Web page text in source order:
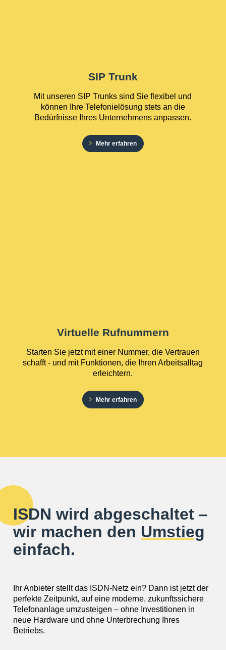
SIP Trunk
Mit unseren SIP Trunks sind Sie flexibel und
können Ihre Telefonielösung stets an die
Bedürfnisse Ihres Unternehmens anpassen.
Mehr erfahren
Virtuelle Rufnummern
Starten Sie jetzt mit einer Nummer, die Vertrauen
schafft - und mit Funktionen, die Ihren Arbeitsalltag
erleichtern.
Mehr erfahren
ISDN wird abgeschaltet –
wir machen den Umstieg
einfach.
Ihr Anbieter stellt das ISDN-Netz ein? Dann ist jetzt der
perfekte Zeitpunkt, auf eine moderne, zukunftssichere
Telefonanlage umzusteigen – ohne Investitionen in
neue Hardware und ohne Unterbrechung Ihres
Betriebs.